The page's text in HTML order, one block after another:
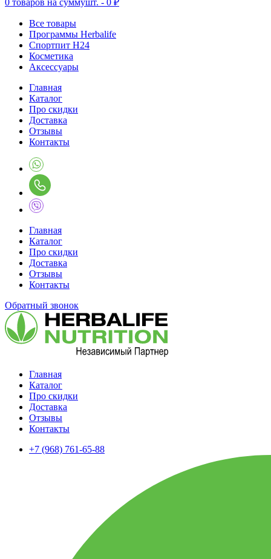
0 товаров на суммушт. - 0 ₽
Все товары
Программы Herbalife
Спортпит H24
Косметика
Аксессуары
Главная
Каталог
Про скидки
Доставка
Отзывы
Контакты
Главная
Каталог
Про скидки
Доставка
Отзывы
Контакты
Обратный звонок
Главная
Каталог
Про скидки
Доставка
Отзывы
Контакты
+7 (968) 761-65-88